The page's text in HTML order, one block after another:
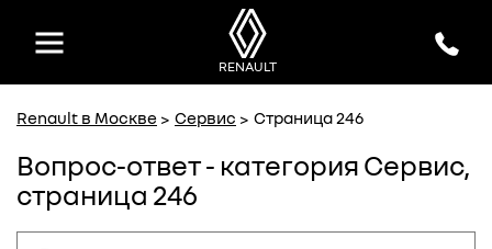
официальный дилер Renault
официальный дилер Renault
RENAULT
Renault в Москве Сервис Страница 246
Вопрос-ответ - категория Сервис,
страница 246